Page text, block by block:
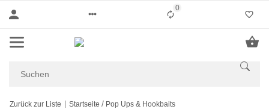
0Liste ist leer
Zurück zur Liste Startseite Pop Ups & Hookbaits